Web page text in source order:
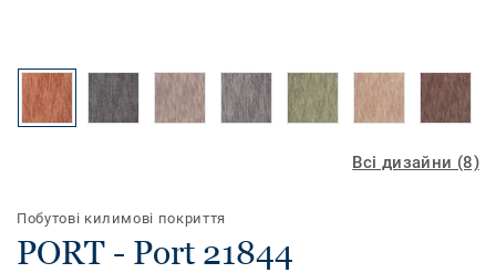
Всі дизайни (8)
Побутові килимові покриття
PORT - Port 21844